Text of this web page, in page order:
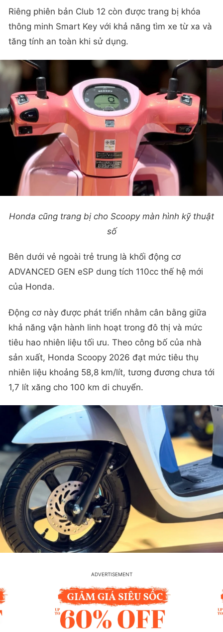
Riêng phiên bản Club 12 còn được trang bị khóa
thông minh Smart Key với khả năng tìm xe từ xa và
tăng tính an toàn khi sử dụng.
Honda cũng trang bị cho Scoopy màn hình kỹ thuật
số
Bên dưới vẻ ngoài trẻ trung là khối động cơ
ADVANCED GEN eSP dung tích 110cc thế hệ mới
của Honda.
Động cơ này được phát triển nhằm cân bằng giữa
khả năng vận hành linh hoạt trong đô thị và mức
tiêu hao nhiên liệu tối ưu. Theo công bố của nhà
sản xuất, Honda Scoopy 2026 đạt mức tiêu thụ
nhiên liệu khoảng 58,8 km/lít, tương đương chưa tới
1,7 lít xăng cho 100 km di chuyển.